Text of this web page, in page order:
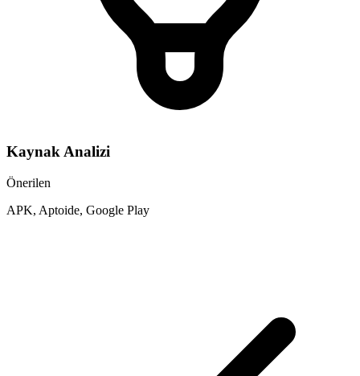
Kaynak Analizi
Önerilen
APK, Aptoide, Google Play